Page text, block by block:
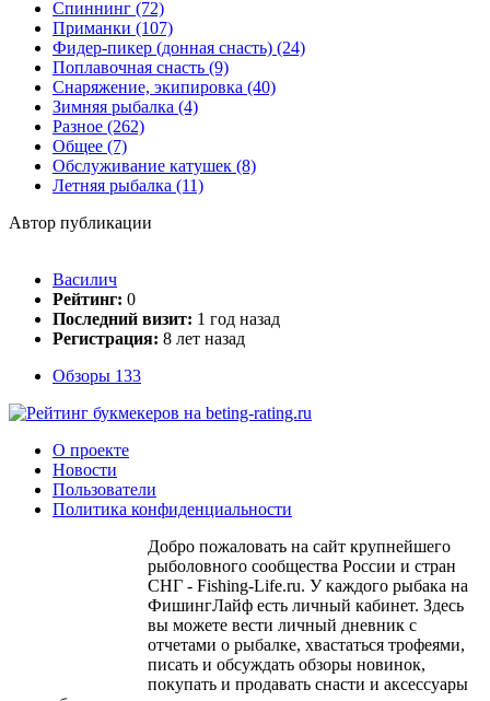
Спиннинг (72)
Приманки (107)
Фидер-пикер (донная снасть) (24)
Поплавочная снасть (9)
Снаряжение, экипировка (40)
Зимняя рыбалка (4)
Разное (262)
Общее (7)
Обслуживание катушек (8)
Летняя рыбалка (11)
Автор публикации
Василич
Рейтинг: 0
Последний визит: 1 год назад
Регистрация: 8 лет назад
Обзоры 133
О проекте
Новости
Пользователи
Политика конфиденциальности
Добро пожаловать на сайт крупнейшего
рыболовного сообщества России и стран
СНГ - Fishing-Life.ru. У каждого рыбака на
ФишингЛайф есть личный кабинет. Здесь
вы можете вести личный дневник с
отчетами о рыбалке, хвастаться трофеями,
писать и обсуждать обзоры новинок,
покупать и продавать снасти и аксессуары